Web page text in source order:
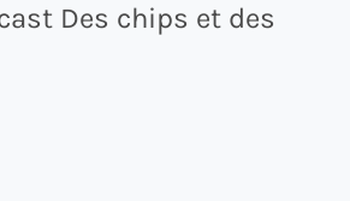
Des chips et des